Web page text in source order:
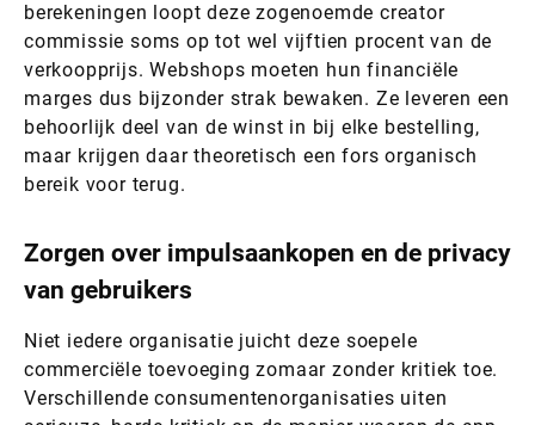
berekeningen loopt deze zogenoemde creator
commissie soms op tot wel vijftien procent van de
verkoopprijs. Webshops moeten hun financiële
marges dus bijzonder strak bewaken. Ze leveren een
behoorlijk deel van de winst in bij elke bestelling,
maar krijgen daar theoretisch een fors organisch
bereik voor terug.
Zorgen over impulsaankopen en de privacy
van gebruikers
Niet iedere organisatie juicht deze soepele
commerciële toevoeging zomaar zonder kritiek toe.
Verschillende consumentenorganisaties uiten